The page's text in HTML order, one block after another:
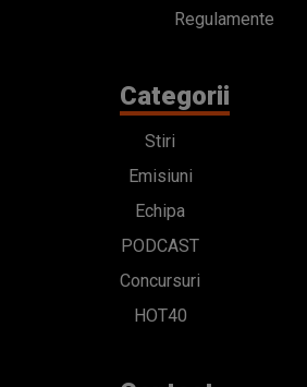
Regulamente
Categorii
Stiri
Emisiuni
Echipa
PODCAST
Concursuri
HOT40